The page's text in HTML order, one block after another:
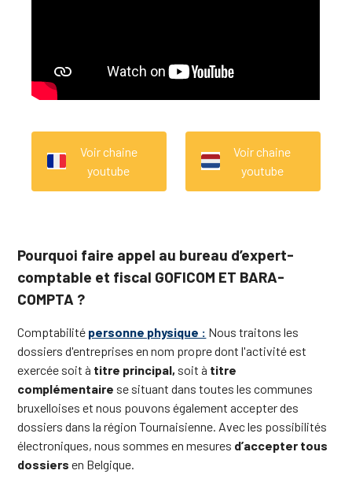
Voir chaine
youtube
Voir chaine
youtube
Pourquoi faire appel au bureau d’expert-
comptable et fiscal GOFICOM ET BARA-
COMPTA ?
Comptabilité personne physique : Nous traitons les
dossiers d'entreprises en nom propre dont l'activité est
exercée soit à titre principal, soit à titre
complémentaire se situant dans toutes les communes
bruxelloises et nous pouvons également accepter des
dossiers dans la région Tournaisienne. Avec les possibilités
électroniques, nous sommes en mesures d’accepter tous
dossiers en Belgique.